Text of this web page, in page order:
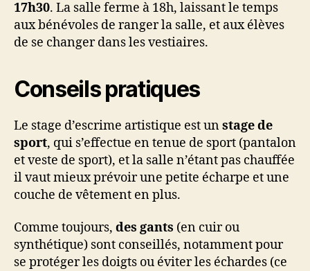
17h30. La salle ferme à 18h, laissant le temps
aux bénévoles de ranger la salle, et aux élèves
de se changer dans les vestiaires.
Conseils pratiques
Le stage d’escrime artistique est unstage de
sport, qui s’effectue en tenue de sport (pantalon
et veste de sport), et la salle n’étant pas chauffée
il vaut mieux prévoir une petite écharpe et une
couche de vêtement en plus.
Comme toujours, des gants (en cuir ou
synthétique) sont conseillés, notamment pour
se protéger les doigts ou éviter les échardes (ce